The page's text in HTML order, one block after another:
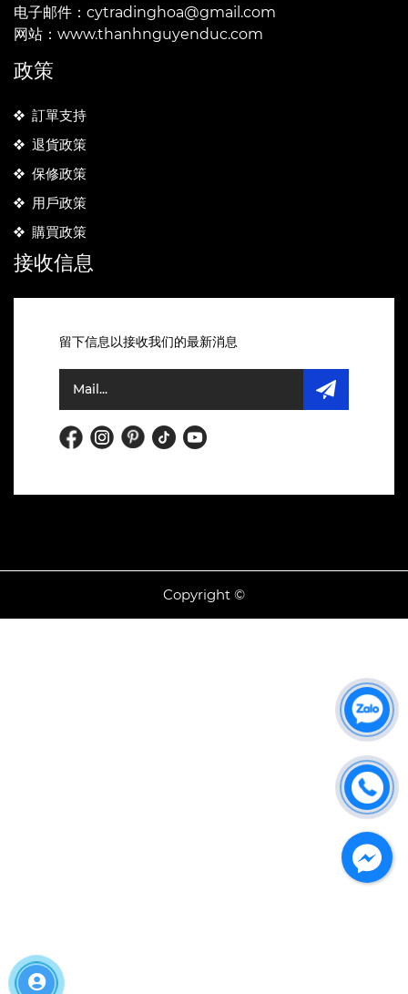
电子邮件：cytradinghoa@gmail.com
网站：www.thanhnguyenduc.com
政策
訂單支持
退貨政策
保修政策
用戶政策
購買政策
接收信息
留下信息以接收我们的最新消息
Copyright ©